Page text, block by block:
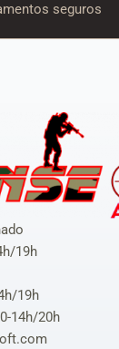
seguros
19h
19h
14h/20h